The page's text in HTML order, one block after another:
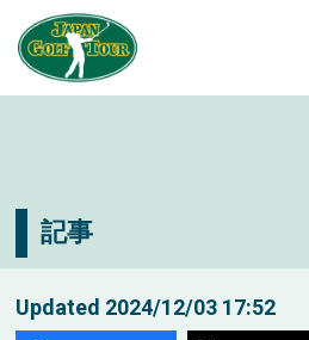
記事
Updated 2024/12/03 17:52